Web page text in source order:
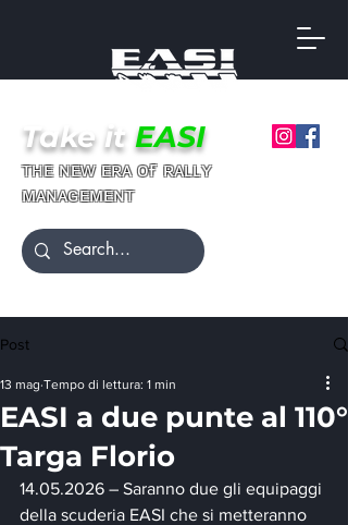
Take it EASI
ᴛʜᴇ ɴᴇᴡ ᴇʀᴀ ᴏғ ʀᴀʟʟʏ
ᴍᴀɴᴀɢᴇᴍᴇɴᴛ
Post
EASI a due punte al 110°
Targa Florio
13 mag Tempo di lettura: 1 min
14.05.2026 – Saranno due gli equipaggi
della scuderia EASI che si metteranno